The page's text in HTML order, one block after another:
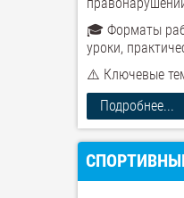
🎓 Форматы
уроки,
⚠️ Ключевые
Подробнее...